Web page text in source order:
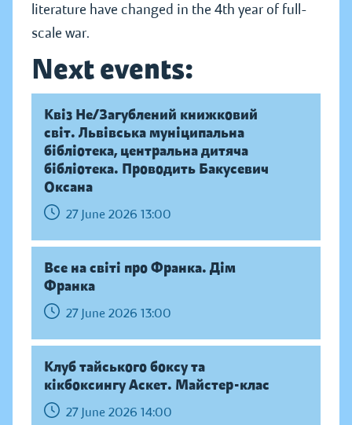
literature have changed in the 4th year of full-
scale war.
Next events:
Квіз Не/Загублений книжковий
світ. Львівська муніципальна
бібліотека, центральна дитяча
бібліотека. Проводить Бакусевич
Оксана
27 June 2026 13:00
Все на світі про Франка. Дім
Франка
27 June 2026 13:00
Клуб тайського боксу та
кікбоксингу Аскет. Майстер-клас
27 June 2026 14:00